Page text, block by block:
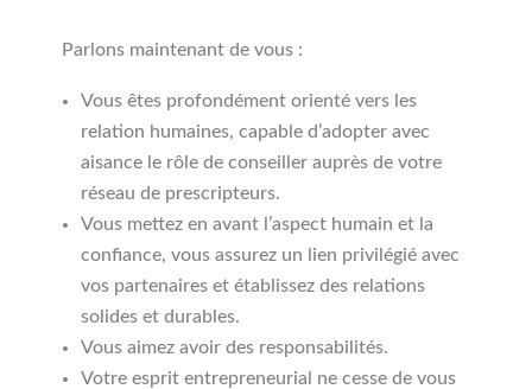
Parlons maintenant de vous :
Vous êtes profondément orienté vers les
relation humaines, capable d’adopter avec
aisance le rôle de conseiller auprès de votre
réseau de prescripteurs.
Vous mettez en avant l’aspect humain et la
confiance, vous assurez un lien privilégié avec
vos partenaires et établissez des relations
solides et durables.
Vous aimez avoir des responsabilités.
Votre esprit entrepreneurial ne cesse de vous